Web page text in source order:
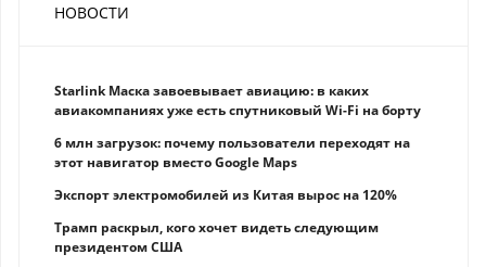
НОВОСТИ
Starlink Маска завоевывает авиацию: в каких
авиакомпаниях уже есть спутниковый Wi-Fi на борту
6 млн загрузок: почему пользователи переходят на
этот навигатор вместо Google Maps
Экспорт электромобилей из Китая вырос на 120%
Трамп раскрыл, кого хочет видеть следующим
президентом США